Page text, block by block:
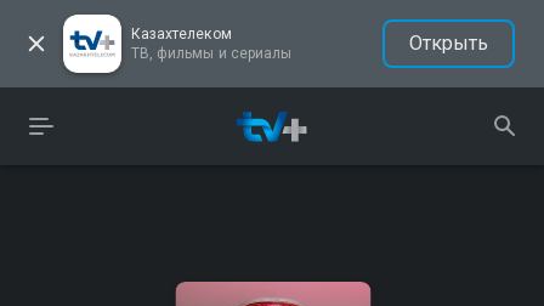
Казахтелеком
ТВ, фильмы и сериалы
Открыть